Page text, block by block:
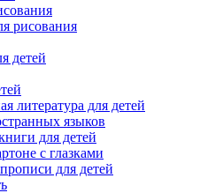
рисования
детей
литература для детей
языков
для детей
с глазками
для детей